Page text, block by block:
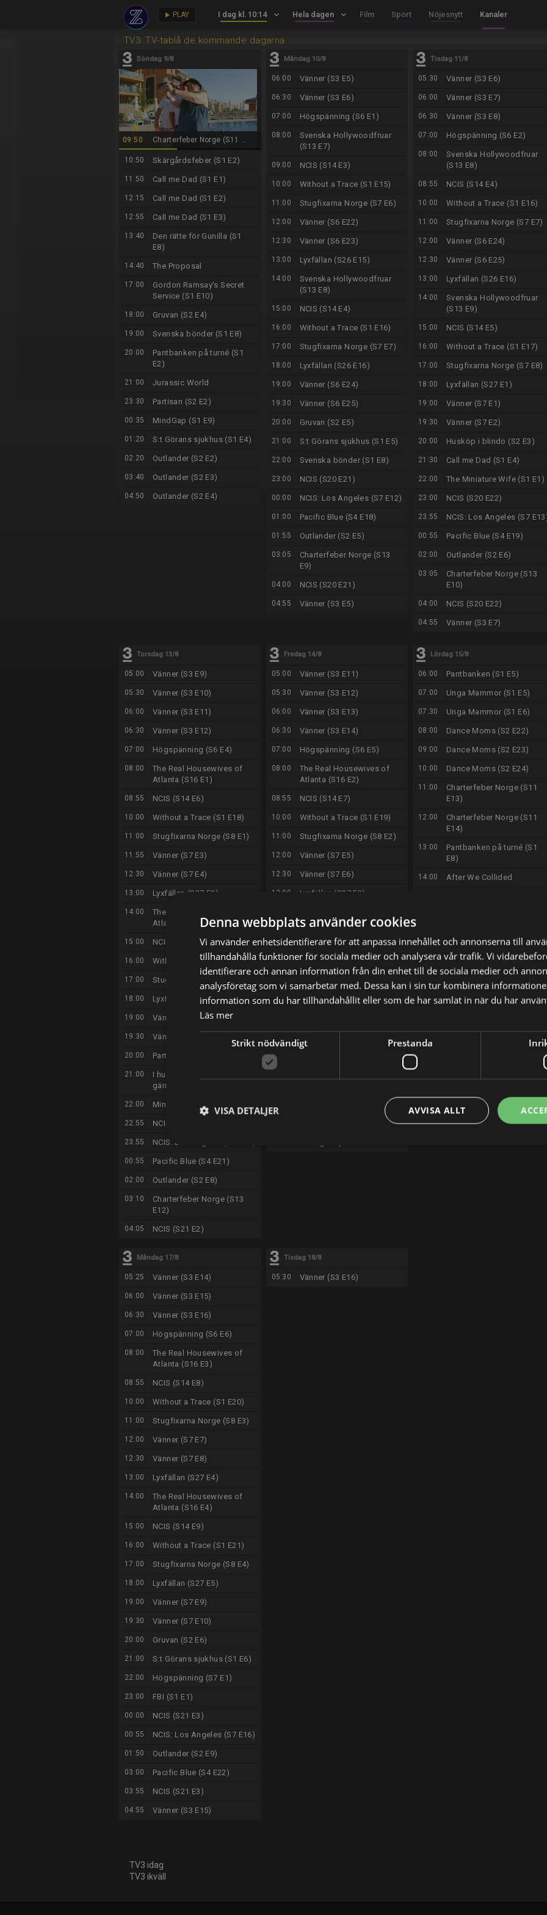
play_arrow PLAY I dag kl. 10:14 keyboard_arrow_down Hela dagen keyboard_arrow_down Film Sport Nöjesnytt Kanaler
TV3: TV-tablå de kommande dagarna
Söndag 9/8
09:50 Charterfeber Norge (S11 ...
10:50 Skärgårdsfeber (S1 E2)
11:50 Call me Dad (S1 E1)
12:15 Call me Dad (S1 E2)
12:55 Call me Dad (S1 E3)
13:40
Den rätte för Gunilla (S1
E8)
14:40 The Proposal
17:00
Gordon Ramsay's Secret
Service (S1 E10)
18:00 Gruvan (S2 E4)
19:00 Svenska bönder (S1 E8)
20:00
Pantbanken på turné (S1
E2)
21:00 Jurassic World
23:30 Partisan (S2 E2)
00:35 MindGap (S1 E9)
01:20 S:t Görans sjukhus (S1 E4)
02:20 Outlander (S2 E2)
03:40 Outlander (S2 E3)
04:50 Outlander (S2 E4)
Måndag 10/8
06:00 Vänner (S3 E5)
06:30 Vänner (S3 E6)
07:00 Högspänning (S6 E1)
08:00
Svenska Hollywoodfruar
(S13 E7)
09:00 NCIS (S14 E3)
10:00 Without a Trace (S1 E15)
11:00 Stugfixarna Norge (S7 E6)
12:00 Vänner (S6 E22)
12:30 Vänner (S6 E23)
13:00 Lyxfällan (S26 E15)
14:00
Svenska Hollywoodfruar
(S13 E8)
15:00 NCIS (S14 E4)
16:00 Without a Trace (S1 E16)
17:00 Stugfixarna Norge (S7 E7)
18:00 Lyxfällan (S26 E16)
19:00 Vänner (S6 E24)
19:30 Vänner (S6 E25)
20:00 Gruvan (S2 E5)
21:00 S:t Görans sjukhus (S1 E5)
22:00 Svenska bönder (S1 E8)
23:00 NCIS (S20 E21)
00:00 NCIS: Los Angeles (S7 E12)
01:00 Pacific Blue (S4 E18)
01:55 Outlander (S2 E5)
03:05
Charterfeber Norge (S13
E9)
04:00 NCIS (S20 E21)
04:55 Vänner (S3 E5)
Tisdag 11/8
05:30 Vänner (S3 E6)
06:00 Vänner (S3 E7)
06:30 Vänner (S3 E8)
07:00 Högspänning (S6 E2)
08:00
Svenska Hollywoodfruar
(S13 E8)
08:55 NCIS (S14 E4)
10:00 Without a Trace (S1 E16)
11:00 Stugfixarna Norge (S7 E7)
12:00 Vänner (S6 E24)
12:30 Vänner (S6 E25)
13:00 Lyxfällan (S26 E16)
14:00
Svenska Hollywoodfruar
(S13 E9)
15:00 NCIS (S14 E5)
16:00 Without a Trace (S1 E17)
17:00 Stugfixarna Norge (S7 E8)
18:00 Lyxfällan (S27 E1)
19:00 Vänner (S7 E1)
19:30 Vänner (S7 E2)
20:00 Husköp i blindo (S2 E3)
21:30 Call me Dad (S1 E4)
22:00 The Miniature Wife (S1 E1)
23:00 NCIS (S20 E22)
23:55 NCIS: Los Angeles (S7
00:55 Pacific Blue (S4 E19)
02:00 Outlander (S2 E6)
03:05
Charterfeber Norge (S13
E10)
04:00 NCIS (S20 E22)
04:55 Vänner (S3 E7)
Torsdag 13/8
05:00 Vänner (S3 E9)
05:30 Vänner (S3 E10)
06:00 Vänner (S3 E11)
06:30 Vänner (S3 E12)
07:00 Högspänning (S6 E4)
08:00
The Real Housewives of
Atlanta (S16 E1)
08:55 NCIS (S14 E6)
10:00 Without a Trace (S1 E18)
11:00 Stugfixarna Norge (S8 E1)
11:55 Vänner (S7 E3)
12:30 Vänner (S7 E4)
13:00 Lyxfällan (S27 E2)
14:00
The Real Housewives of
Atlanta (S16 E2)
15:00 NCIS (S14 E7)
16:00 Without a Trace (S1 E19)
17:00 Stugfixarna Norge (S8 E2)
18:00 Lyxfällan (S27 E3)
19:00 Vänner (S7 E5)
19:30 Vänner (S7 E6)
20:00 Partisan (S2 E3)
21:00
I huvudet på en
gärningsman (S2 E1)
22:00 MindGap (S1 E10)
22:55 NCIS (S21 E2)
23:55 NCIS: Los Angeles (S7 E15)
00:55 Pacific Blue (S4 E21)
02:00 Outlander (S2 E8)
03:10
Charterfeber Norge (S13
E12)
04:05 NCIS (S21 E2)
Fredag 14/8
05:00 Vänner (S3 E11)
05:30 Vänner (S3 E12)
06:00 Vänner (S3 E13)
06:30 Vänner (S3 E14)
07:00 Högspänning (S6 E5)
08:00
The Real Housewives of
Atlanta (S16 E2)
08:55 NCIS (S14 E7)
10:00 Without a Trace (S1 E19)
11:00 Stugfixarna Norge (S8 E2)
12:00 Vänner (S7 E5)
12:30 Vänner (S7 E6)
13:00 Lyxfällan (S27 E3)
Atlanta (S16 E3)
15:00 NCIS (S14 E8)
16:00 Without a Trace (S1 E20)
Stugfixarna Norge (S8 E3)
18:00 Lyxfällan (S27 E4)
20:00
Lördag 15/8
06:00 Pantbanken (S1 E5)
07:00 Unga Mammor (S1 E5)
07:30 Unga Mammor (S1 E6)
08:00 Dance Moms (S2 E22)
09:00 Dance Moms (S2 E23)
10:00 Dance Moms (S2 E24)
11:00
Charterfeber Norge (S11
E13)
12:00
Charterfeber Norge (S11
E14)
13:00
Pantbanken på turné (S1
E8)
14:00 After We Collided
21:00 Free Guy
23:20 Daddy's Home
01:20 Svenska fall (S2 E3)
03:20
Måndag 17/8
05:25 Vänner (S3 E14)
06:00 Vänner (S3 E15)
06:30 Vänner (S3 E16)
07:00 Högspänning (S6 E6)
08:00
The Real Housewives of
Atlanta (S16 E3)
08:55 NCIS (S14 E8)
10:00 Without a Trace (S1 E20)
11:00 Stugfixarna Norge (S8 E3)
12:00 Vänner (S7 E7)
12:30 Vänner (S7 E8)
13:00 Lyxfällan (S27 E4)
14:00
The Real Housewives of
Atlanta (S16 E4)
15:00 NCIS (S14 E9)
16:00 Without a Trace (S1 E21)
17:00 Stugfixarna Norge (S8 E4)
18:00 Lyxfällan (S27 E5)
19:00 Vänner (S7 E9)
19:30 Vänner (S7 E10)
20:00 Gruvan (S2 E6)
21:00 S:t Görans sjukhus (S1 E6)
22:00 Högspänning (S7 E1)
23:00 FBI (S1 E1)
00:00 NCIS (S21 E3)
00:55 NCIS: Los Angeles (S7 E16)
01:50 Outlander (S2 E9)
03:00 Pacific Blue (S4 E22)
03:55 NCIS (S21 E3)
04:55 Vänner (S3 E15)
Tisdag 18/8
05:30 Vänner (S3 E16)
TV3 idag
TV3 ikväll
Denna webbplats använder cookies
Vi använder enhetsidentifierare för att anpassa innehållet och annonserna till
tillhandahålla funktioner för sociala medier och analysera vår trafik. Vi
identifierare och annan information från din enhet till de sociala medier och
analysföretag som vi samarbetar med. Dessa kan i sin tur kombinera
information som du har tillhandahållit eller som de har samlat in när du har
Läs mer
Strikt nödvändigt Prestanda
AVVISA ALLT
VISA DETALJER